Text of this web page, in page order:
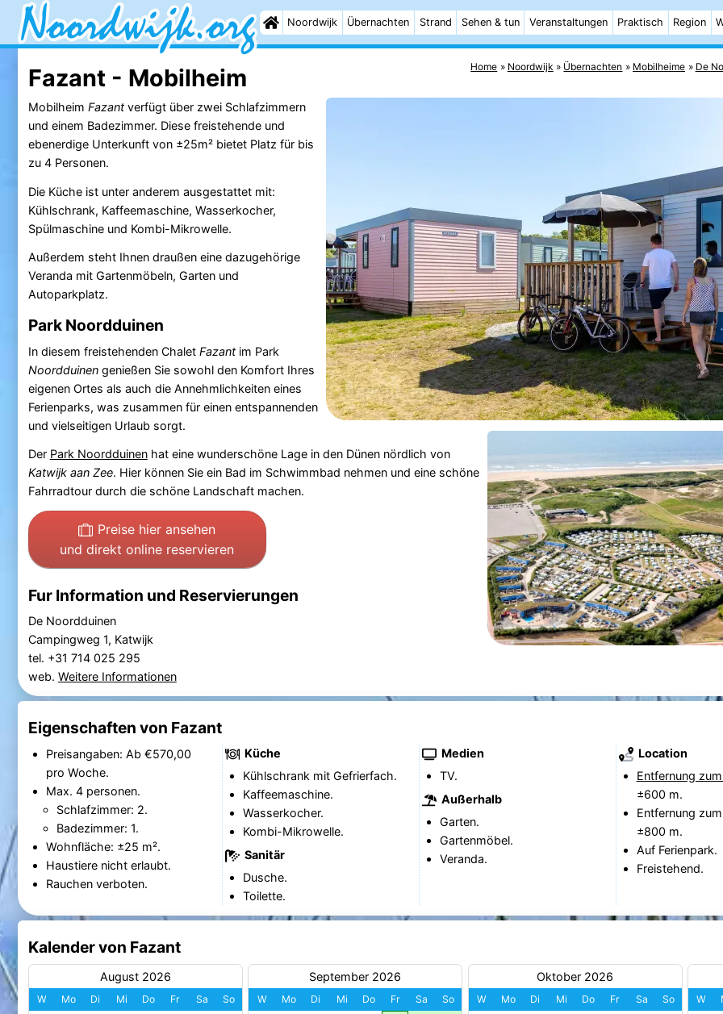
Noordwijk Übernachten Strand Sehen & tun Veranstaltungen Praktisch Region
Home Noordwijk Übernachten Mobilheime De
Fazant - Mobilheim
Mobilheim Fazantverfügt über zwei Schlafzimmern
und einem Badezimmer. Diese freistehende und
ebenerdige Unterkunft von ±25m² bietet Platz für bis
zu 4 Personen.
Die Küche ist unter anderem ausgestattet mit:
Kühlschrank, Kaffeemaschine, Wasserkocher,
Spülmaschine und Kombi-Mikrowelle.
Außerdem steht Ihnen draußen eine dazugehörige
Veranda mit Gartenmöbeln, Garten und
Autoparkplatz.
Park Noordduinen
In diesem freistehenden Chalet Fazantim Park
Noordduinengenießen Sie sowohl den Komfort Ihres
eigenen Ortes als auch die Annehmlichkeiten eines
Ferienparks, was zusammen für einen entspannenden
und vielseitigen Urlaub sorgt.
Der Park Noordduinenhat eine wunderschöne Lage in den Dünen nördlich von
Katwijk aan Zee. Hier können Sie ein Bad im Schwimmbad nehmen und eine schöne
Fahrradtour durch die schöne Landschaft machen.
Preise hier ansehen
und direkt online reservieren
Fur Information und Reservierungen
De Noordduinen
Campingweg 1, Katwijk
tel. +31 714 025 295
web. Weitere Informationen
Eigenschaften von Fazant
Preisangaben: Ab €570,00
pro Woche.
Max. 4 personen.
Schlafzimmer: 2.
Badezimmer: 1.
Wohnfläche: ±25 m².
Haustiere nicht erlaubt.
Rauchen verboten.
Küche
Kühlschrank mit Gefrierfach.
Kaffeemaschine.
Wasserkocher.
Kombi-Mikrowelle.
Sanitär
Dusche.
Toilette.
Medien
TV.
Außerhalb
Garten.
Gartenmöbel.
Veranda.
Location
Entfernung
±600 m.
Entfernung
±800 m.
Auf Ferienpark.
Freistehend.
Kalender von Fazant
August 2026
W Mo Di Mi Do Fr Sa So
September 2026
W Mo Di Mi Do Fr Sa So
Oktober 2026
W Mo Di Mi Do Fr Sa So W